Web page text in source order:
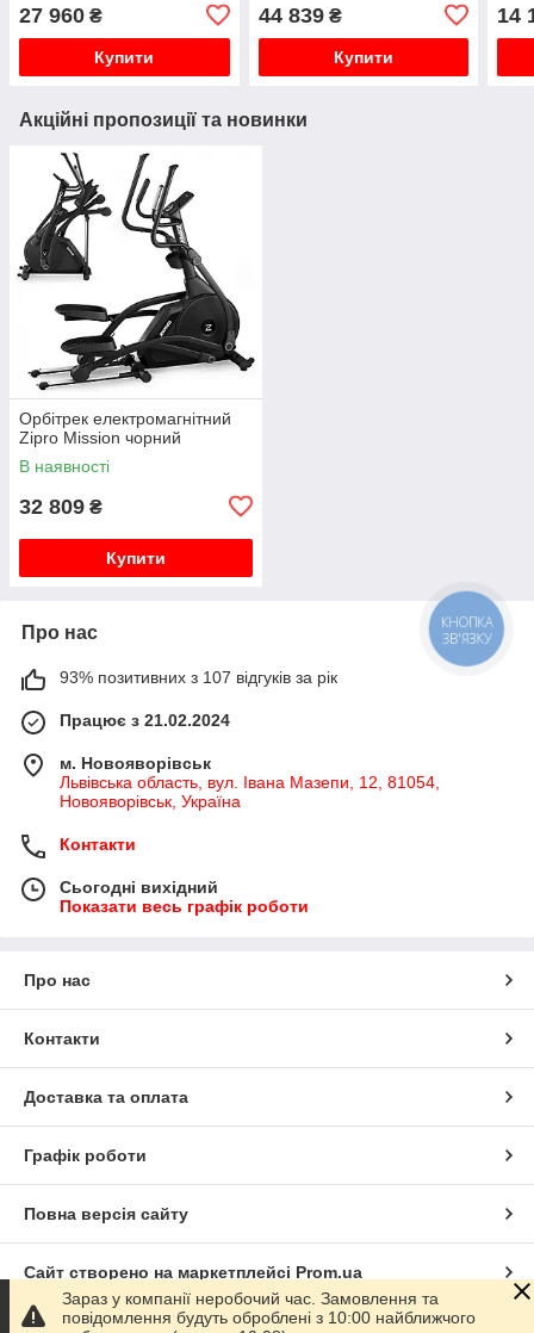
27 960 ₴
Купити
44 839₴
Купити
14
Акційні пропозиції та новинки
Орбітрек електромагнітний
Zipro Mission чорний
В наявності
32 809 ₴
Купити
Про нас
93% позитивних з 107 відгуків за рік
Працює з 21.02.2024
м. Новояворівськ
Львівська область, вул. Івана Мазепи, 12, 81054,
Новояворівськ, Україна
Контакти
Сьогодні вихідний
Показати весь графік роботи
Про нас
Контакти
Доставка та оплата
Графік роботи
Повна версія сайту
Сайт створено на маркетплейсі Prom.ua
Зараз у компанії неробочий час. Замовлення та
повідомлення будуть оброблені з 10:00 найближчого
КНОПКА
ЗВ'ЯЗКУ